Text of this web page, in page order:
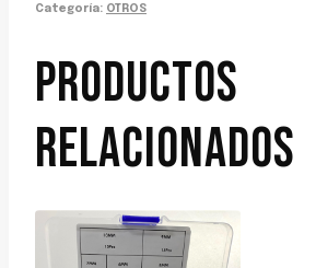
Categoría: OTROS
PRODUCTOS
RELACIONADOS